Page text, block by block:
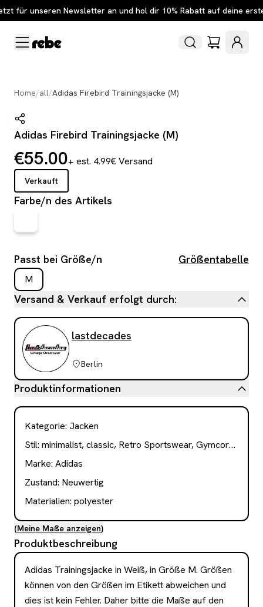
für unseren Newsletter an und hol dir 10% Rabatt auf deine
Home/all/Adidas Firebird Trainingsjacke (M)
Adidas Firebird Trainingsjacke (M)
€55.00+ est. 4.99€ Versand
Verkauft
Farbe/n des Artikels
Passt bei Größe/n Größentabelle
M
Versand & Verkauf erfolgt durch:
lastdecades
Berlin
Produktinformationen
Kategorie: Jacken
Stil: minimalist, classic, Retro Sportswear, Gymcore, Blokecore
Marke: Adidas
Zustand: Neuwertig
Materialien: polyester
(Meine Maße anzeigen)
Produktbeschreibung
Adidas Trainingsjacke in Weiß, in Größe M. Größen
können von den Größen im Etikett abweichen und
dies ist kein Fehler. Daher bitte die Maße auf den